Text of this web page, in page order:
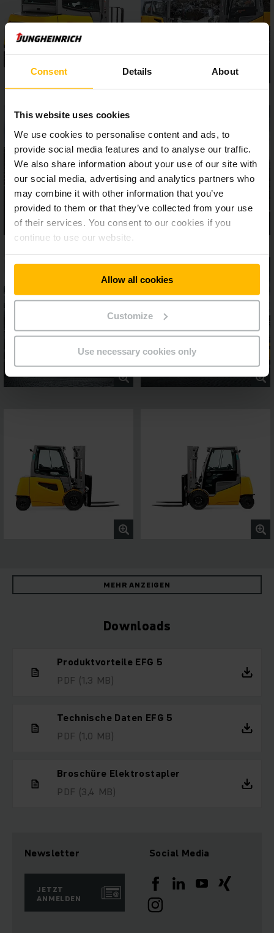
Consent Details About
This website uses cookies
We use cookies to personalise content and ads, to
provide social media features and to analyse our traffic.
We also share information about your use of our site with
our social media, advertising and analytics partners who
may combine it with other information that you’ve
provided to them or that they’ve collected from your use
of their services. You consent to our cookies if you
continue to use our website.
Allow all cookies
Customize
Use necessary cookies only
Baureihe 5 sind wahre Kraftpakete für anspruchsvolle
MEHR ANZEIGEN
Downloads
Produktvorteile EFG 5
PDF (1,3 MB)
Technische Daten EFG 5
PDF (1,0 MB)
Broschüre Elektrostapler
PDF (3,4 MB)
Newsletter
JETZT
ANMELDEN
Social Media